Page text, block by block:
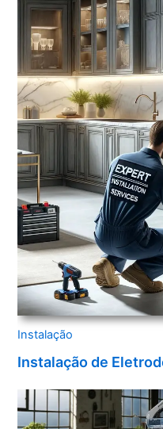
Instalação
Instalação de